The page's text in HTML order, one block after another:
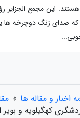
این مجمع الجزایر
که صدای زنگ دوچرخه
اخبار و مقاله ها »
کهگیلویه و بویر